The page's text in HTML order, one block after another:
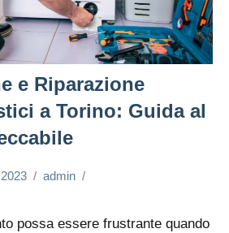
e Riparazione
a Torino: Guida al
admin
possa essere frustrante quando